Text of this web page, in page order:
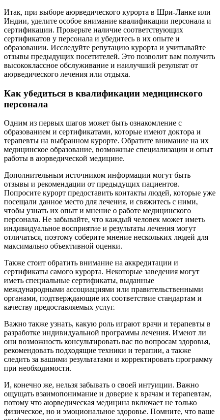
Итак, при выборе аюрведического курорта в Шри-Ланке или
Индии, уделите особое внимание квалификации персонала и
сертификации. Проверьте наличие соответствующих
сертификатов у персонала и убедитесь в их опыте и
образовании. Исследуйте репутацию курорта и учитывайте
отзывы предыдущих посетителей. Это позволит вам получить
высококлассное обслуживание и наилучший результат от
аюрведического лечения или отдыха.
Как убедиться в квалификации медицинского
персонала
Одним из первых шагов может быть ознакомление с
образованием и сертификатами, которые имеют доктора и
терапевты на выбранном курорте. Обратите внимание на их
медицинское образование, возможные специализации и опыт
работы в аюрведической медицине.
Дополнительным источником информации могут быть
отзывы и рекомендации от предыдущих пациентов.
Попросите курорт предоставить контакты людей, которые уже
посещали данное место для лечения, и свяжитесь с ними,
чтобы узнать их опыт и мнение о работе медицинского
персонала. Не забывайте, что каждый человек может иметь
индивидуальное восприятие и результаты лечения могут
отличаться, поэтому соберите мнение нескольких людей для
максимально объективной оценки.
Также стоит обратить внимание на аккредитации и
сертификаты самого курорта. Некоторые заведения могут
иметь специальные сертификаты, выданные
международными ассоциациями или правительственными
органами, подтверждающие их соответствие стандартам и
качеству предоставляемых услуг.
Важно также узнать, какую роль играют врачи и терапевты в
разработке индивидуальной программы лечения. Имеют ли
они возможность консультировать вас по вопросам здоровья,
рекомендовать подходящие техники и терапии, а также
следить за вашими результатами и корректировать программу
при необходимости.
И, конечно же, нельзя забывать о своей интуиции. Важно
ощущать взаимопонимание и доверие к врачам и терапевтам,
потому что аюрведическая медицина включает не только
физическое, но и эмоциональное здоровье. Помните, что ваше